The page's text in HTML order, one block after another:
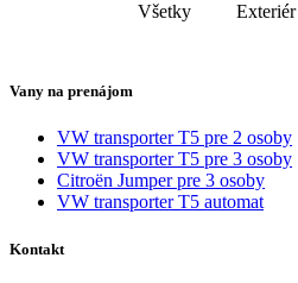
Všetky Exteriér
Vany na prenájom
VW transporter T5 pre 2 osoby
VW transporter T5 pre 3 osoby
Citroën Jumper pre 3 osoby
VW transporter T5 automat
Kontakt